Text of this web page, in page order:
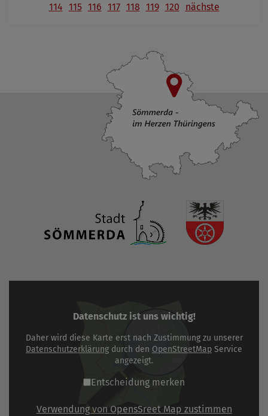
114 115 116 117 118 119 120 nächste
Datenschutz ist uns wichtig!
Daher wird diese Karte erst nach Zustimmung zu unserer
Datenschutzerklärung durch den OpenStreetMap Service
angezeigt.
Entscheidung merken
Verwendung von OpensSreet Map zustimmen